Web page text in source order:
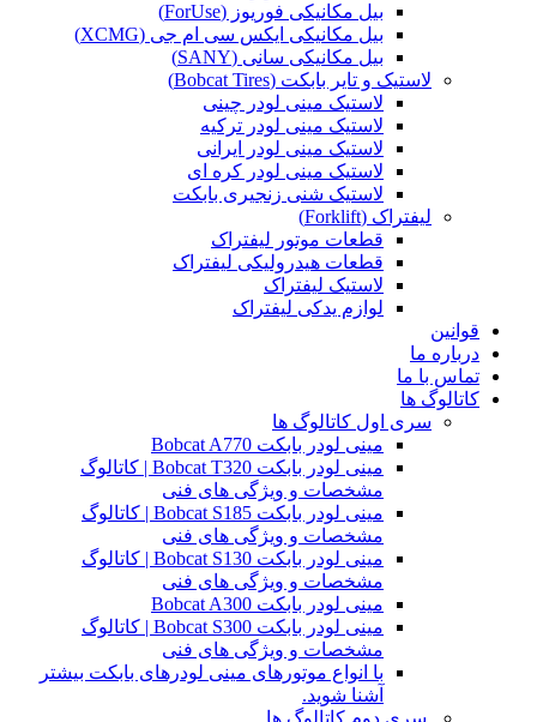
بیل مکانیکی فوریوز (ForUse)
بیل مکانیکی ایکس سی ام جی (XCMG)
بیل مکانیکی سانی (SANY)
لاستیک و تایر بابکت (Bobcat Tires)
لاستیک مینی لودر چینی
لاستیک مینی لودر ترکیه
لاستیک مینی لودر ایرانی
لاستیک مینی لودر کره ای
لاستیک شنی زنجیری بابکت
لیفتراک (Forklift)
قطعات موتور لیفتراک
قطعات هیدرولیکی لیفتراک
لاستیک لیفتراک
لوازم یدکی لیفتراک
قوانین
درباره ما
تماس با ما
کاتالوگ ها
سری اول کاتالوگ ها
مینی لودر بابکت Bobcat A770
مینی لودر بابکت Bobcat T320 | کاتالوگ
مشخصات و ویژگی های فنی
مینی لودر بابکت Bobcat S185 | کاتالوگ
مشخصات و ویژگی های فنی
مینی لودر بابکت Bobcat S130 | کاتالوگ
مشخصات و ویژگی های فنی
مینی لودر بابکت Bobcat A300
مینی لودر بابکت Bobcat S300 | کاتالوگ
مشخصات و ویژگی های فنی
با انواع موتورهای مینی لودرهای بابکت بیشتر
آشنا شوید.
سری دوم کاتالوگ ها